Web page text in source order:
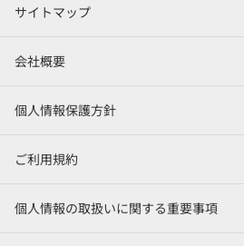
サイトマップ
会社概要
個人情報保護方針
ご利用規約
個人情報の取扱いに関する重要事項